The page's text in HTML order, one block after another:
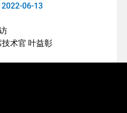
2022-06-13
术官 叶益彰